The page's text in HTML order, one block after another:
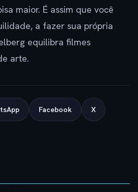
maior. É assim que você
a fazer sua própria
equilibra filmes
arte.
Facebook X